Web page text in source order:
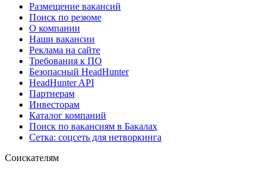
Размещение вакансий
Поиск по резюме
О компании
Наши вакансии
Реклама на сайте
Требования к ПО
Безопасный HeadHunter
HeadHunter API
Партнерам
Инвесторам
Каталог компаний
Поиск по вакансиям в Бакалах
Сетка: соцсеть для нетворкинга
Соискателям